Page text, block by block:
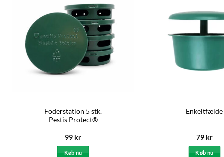
Foderstation 5 stk.
Pestis Protect®
99 kr
Køb nu
Enkeltfælde
79 kr
Køb nu